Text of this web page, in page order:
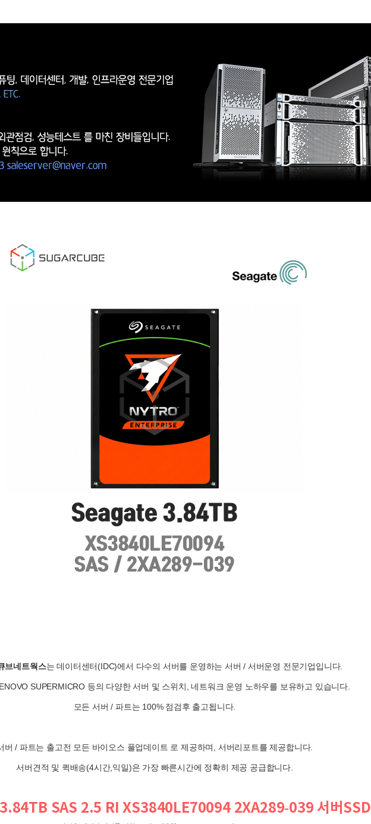
브네트웍스는 데이터센터(IDC)에서 다수의 서버를 운영하는 서버 / 서버운영 전문기업입니다.
SUPERMICRO 등의 다양한 서버 및 스위치, 네트워크 운영 노하우를 보유하고 있습니다.
모든 서버 / 파트는 100% 점검후 출고됩니다.
버 / 파트는 출고전 모든 바이오스 풀업데이트 로 제공하며, 서버리포트를 제공합니다.
서버견적 및 퀵배송(4시간,익일)은 가장 빠른시간에 정확히 제공 공급합니다.
SAS 2.5 RI XS3840LE70094 2XA289-039 서버SSD